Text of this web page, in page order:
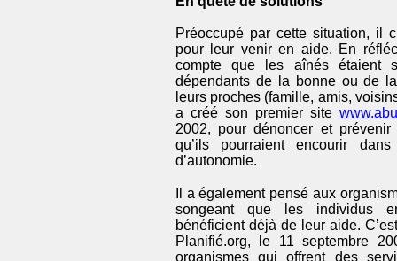
Préoccupé par cette situation, il
pour leur venir en aide. En
compte que les aînés étaient
dépendants de la bonne ou de
leurs proches (famille, amis,
a créé son premier site
2002, pour dénoncer et
qu’ils pourraient encourir
d’autonomie.
Il a également pensé aux
songeant que les individus
bénéficient déjà de leur aide.
Planifié.org, le 11 septembre
organismes qui offrent des